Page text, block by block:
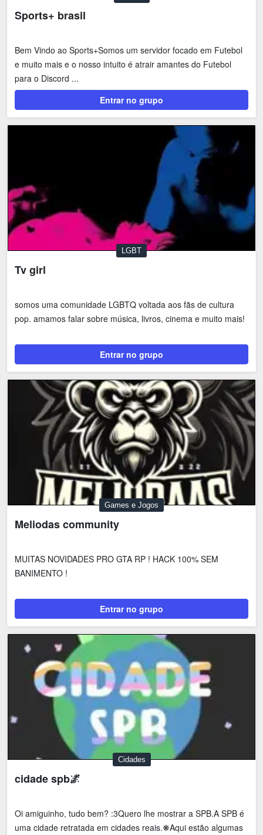
Sports+ brasil
Bem Vindo ao Sports+Somos um servidor focado em Futebol
e muito mais e o nosso intuito é atrair amantes do Futebol
para o Discord ...
Entrar no grupo
LGBT
Tv girl
somos uma comunidade LGBTQ voltada aos fãs de cultura
pop. amamos falar sobre música, livros, cinema e muito mais!
Entrar no grupo
Games e Jogos
Meliodas community
MUITAS NOVIDADES PRO GTA RP ! HACK 100% SEM
BANIMENTO !
Entrar no grupo
Cidades
cidade spb🌌
Oi amiguinho, tudo bem? :3Quero lhe mostrar a SPB.A SPB é
uma cidade retratada em cidades reais.❋Aqui estão algumas